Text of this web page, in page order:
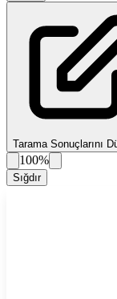
Tarama Sonuçlarını
100%
Sığdır